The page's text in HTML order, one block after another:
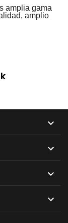
amplia gama
amplio



